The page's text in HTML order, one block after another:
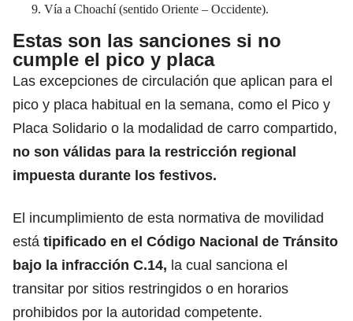
Vía a Choachí (sentido Oriente – Occidente).
Estas son las sanciones si no
cumple el pico y placa
Las excepciones de circulación que aplican para el
pico y placa habitual en la semana, como el Pico y
Placa Solidario o la modalidad de carro compartido,
no son válidas para la restricción regional
impuesta durante los festivos.
El incumplimiento de esta normativa de movilidad
está tipificado en el Código Nacional de Tránsito
bajo la infracción C.14, la cual sanciona el
transitar por sitios restringidos o en horarios
prohibidos por la autoridad competente.